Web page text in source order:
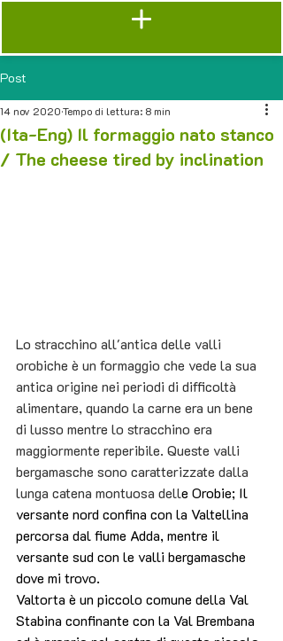
Post
(Ita-Eng) Il formaggio nato stanco
/ The cheese tired by inclination
14 nov 2020Tempo di lettura: 8 min
Lo stracchino all'antica delle valli
orobiche è un formaggio che vede la sua
antica origine nei periodi di difficoltà
alimentare, quando la carne era un bene
di lusso mentre lo stracchino era
maggiormente reperibile. Queste valli
bergamasche sono caratterizzate dalla
lunga catena montuosa delle Orobie; Il
versante nord confina con la Valtellina
percorsa dal fiume Adda, mentre il
versante sud con le valli bergamasche
dove mi trovo.
Valtorta è un piccolo comune della Val
Stabina confinante con la Val Brembana